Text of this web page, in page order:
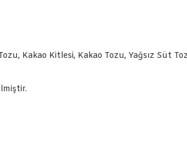
Kakao Kitlesi, Kakao Tozu, Yağsız Süt